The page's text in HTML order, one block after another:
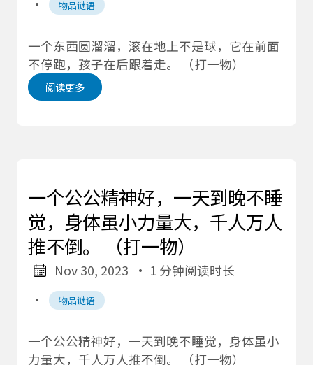
·
物品谜语
一个东西圆溜溜，滚在地上不是球，它在前面
不停跑，孩子在后跟着走。 （打一物）
阅读更多
一个公公精神好，一天到晚不睡
觉，身体虽小力量大，千人万人
推不倒。 （打一物）
Nov 30, 2023
· 1 分钟阅读时长
·
物品谜语
一个公公精神好，一天到晚不睡觉，身体虽小
力量大，千人万人推不倒。 （打一物）